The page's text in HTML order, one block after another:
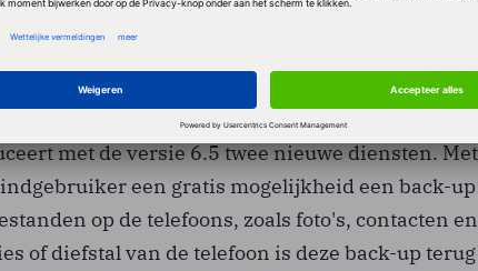
kunnen op de telefoon worden geopend en
mogeijkheden voor het mobiel bijwerken van
verbeterd.
met de versie 6.5 twee nieuwe diensten.
een gratis mogelijkheid een back-up
op de telefoons, zoals foto's, contacten
of diefstal van de telefoon is deze back-up